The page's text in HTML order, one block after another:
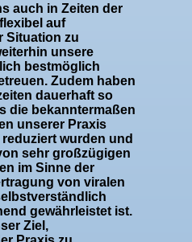
auch in Zeiten der
auf
Situation zu
unsere
bestmöglich
Zudem haben
dauerhaft so
die bekanntermaßen
unserer Praxis
wurden und
sehr großzügigen
im Sinne der
von viralen
gewährleistet ist.
Ziel,